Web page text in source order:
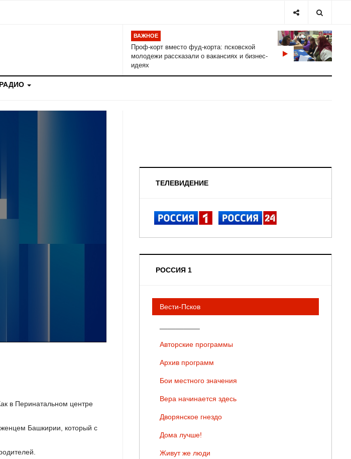
ВАЖНОЕ
Проф-корт вместо фуд-корта: псковской
молодежи рассказали о вакансиях и бизнес-
идеях
РАДИО
в Перинатальном центре
Башкирии, который с
ТЕЛЕВИДЕНИЕ
РОССИЯ 1
Вести-Псков
Авторские программы
Архив программ
Бои местного значения
Вера начинается здесь
Дворянское гнездо
Дома лучше!
Живут же люди